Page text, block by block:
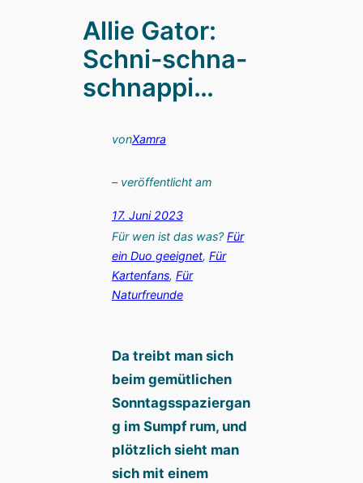
Allie Gator:
Schni-schna-
schnappi…
vonXamra
– veröffentlicht am
17. Juni 2023
Für wen ist das was?Für
ein Duo geeignet, Für
Kartenfans, Für
Naturfreunde
Da treibt man sich
beim gemütlichen
Sonntagsspaziergan
g im Sumpf rum, und
plötzlich sieht man
sich mit einem